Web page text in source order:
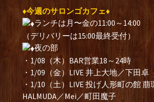
♦今週のサロンゴカフェ♦
ランチは月〜金の11:00～14:00
（デリバリーは15:00最終受付）
夜の部
・1/08（木）BAR営業18～24時
・1/09（金）LIVE 井上大地／下田卓
・1/10（土）LIVE 投げ人形町の館 萠
HALMUDA／Mei／町田魔子